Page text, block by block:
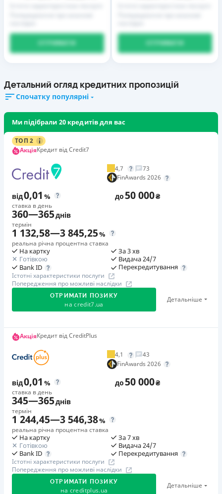
ОТРИМАТИ ОТРИМАТИ
Детальний огляд кредитних пропозицій
Спочатку популярні
Ми підібрали 20 кредитів для вас
ТОП 2
АкціяКредит від Credit7
4,7
73
FinAwards 2026
від0,01 %
ставка в день
до50 000₴
360—365днів
термін
1 132,58—3 845,25%
реальна річна процентна ставка
На картку
Готівкою
Bank ID
За 3 хв
Видача 24/7
Перекредитування
Істотні характеристики послуги
Попередження про можливі наслідки
ОТРИМАТИ ПОЗИКУ
на credit7.ua
Детальніше
Акція: «Кешбек за друга»
Коли друг реєструється та отримує перший кредит
(від 1000 грн), клієнт автоматично отримує 400 грн
кешбеку. Акція триває до 10.12.2026
🥉 Бронза FinAwards 2026
Бронзовий призер FinAwards 2026 «Найкраща програма
лояльності»
Перший займ
вiд 0,01%/день до 30 000 ₴
Повторний займ
вiд 0,95%/день до 50 000 ₴
Додаткова комісія за дострокове погашення
АкціяКредит від CreditPlus
4,1
43
FinAwards 2026
від0,01 %
ставка в день
до50 000₴
345—365днів
термін
1 244,45—3 546,38%
реальна річна процентна ставка
На картку
Готівкою
Bank ID
За 7 хв
Видача 24/7
Перекредитування
Істотні характеристики послуги
Попередження про можливі наслідки
ОТРИМАТИ ПОЗИКУ
на creditplus.ua
Детальніше